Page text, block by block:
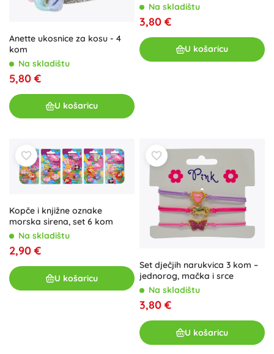
Anette ukosnice za kosu - 4
kom
Na skladištu
5,80 €
U košaricu
Na skladištu
3,80 €
U košaricu
Kopče i knjižne oznake
morska sirena, set 6 kom
Na skladištu
2,90 €
U košaricu
Set dječjih narukvica 3 kom –
jednorog, mačka i srce
Na skladištu
3,80 €
U košaricu